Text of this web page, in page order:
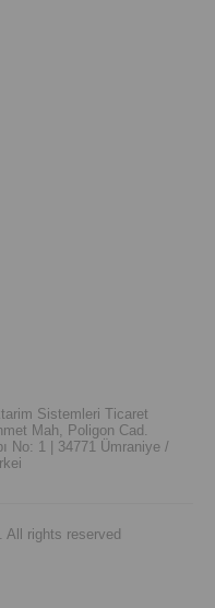
Sistemleri Ticaret
Mah, Poligon Cad.
No: 1 |
34771 Ümraniye /
All rights reserved